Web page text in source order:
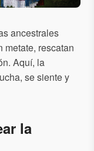
ancestrales
metate, rescatan
Aquí, la
se siente y
la